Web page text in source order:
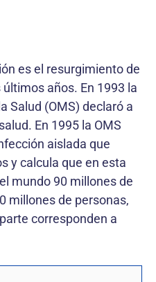
es el resurgimiento de
años. En 1993 la
Salud (OMS) declaró a
En 1995 la OMS
aislada que
y calcula que en esta
mundo 90 millones de
millones de personas,
corresponden a